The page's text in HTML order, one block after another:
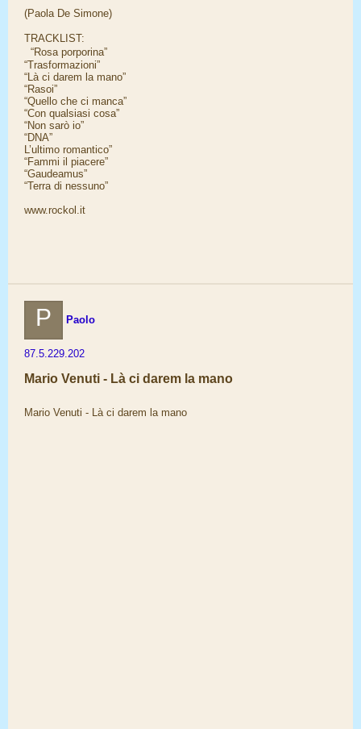
(Paola De Simone)
TRACKLIST:
“Rosa porporina”
“Trasformazioni”
“Là ci darem la mano”
“Rasoi”
“Quello che ci manca”
“Con qualsiasi cosa”
“Non sarò io”
“DNA”
L’ultimo romantico”
“Fammi il piacere”
“Gaudeamus”
“Terra di nessuno”
www.rockol.it
P Paolo
87.5.229.202
Mario Venuti - Là ci darem la mano
Mario Venuti - Là ci darem la mano